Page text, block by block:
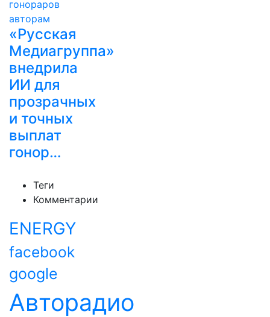
«Русская
Медиагруппа»
внедрила
ИИ для
прозрачных
и точных
выплат
гонор…
Теги
Комментарии
ENERGY
facebook
google
Авторадио